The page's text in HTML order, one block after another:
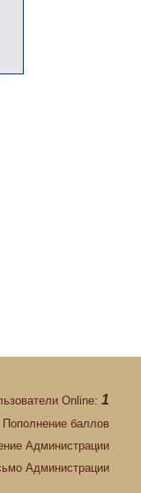
Online: 1
Пополнение баллов
Администрации
Администрации